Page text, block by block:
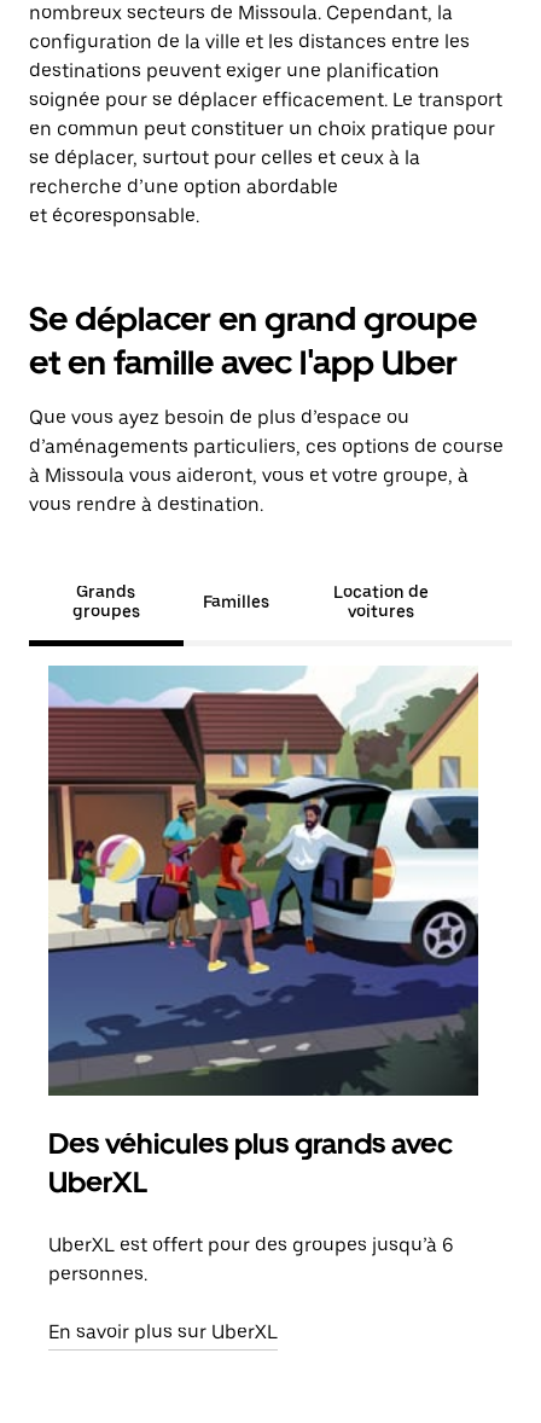
nombreux secteurs de Missoula. Cependant, la
configuration de la ville et les distances entre les
destinations peuvent exiger une planification
soignée pour se déplacer efficacement. Le transport
en commun peut constituer un choix pratique pour
se déplacer, surtout pour celles et ceux à la
recherche d’une option abordable
et écoresponsable.
Se déplacer en grand groupe
et en famille avec l'app Uber
Que vous ayez besoin de plus d’espace ou
d’aménagements particuliers, ces options de course
à Missoula vous aideront, vous et votre groupe, à
vous rendre à destination.
Grands
groupes
Familles
Location de
voitures
Des véhicules plus grands avec
UberXL
UberXL est offert pour des groupes jusqu’à 6
personnes.
En savoir plus sur UberXL